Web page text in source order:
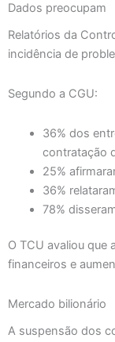
Dados preocupam
Relatórios da
incidência de
Segundo a CGU:
36% dos
contratação
25%
36%
78%
O TCU avaliou que
financeiros e
Mercado bilionário
A suspensão dos